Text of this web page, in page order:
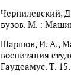
Чернилевский,
вузов. М. :
Шаршов, И. А.,
воспитания
Гаудеамус. Т.